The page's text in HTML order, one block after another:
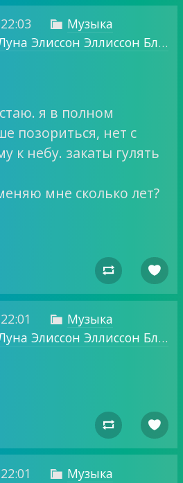
22:03  Музыка
Лина Оля Луна Элиссон Эллиссон Блог о том, о чем хочу.
я в полном
позориться, нет с
к небу. закаты гулять
мне сколько лет?
 
22:01  Музыка
Лина Оля Луна Элиссон Эллиссон Блог о том, о чем хочу.
 
22:01  Музыка